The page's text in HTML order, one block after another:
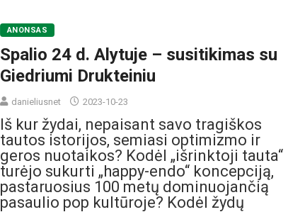
ANONSAS
Spalio 24 d. Alytuje – susitikimas su
Giedriumi Drukteiniu
danieliusnet 2023-10-23
Iš kur žydai, nepaisant savo tragiškos
tautos istorijos, semiasi optimizmo ir
geros nuotaikos? Kodėl „išrinktoji tauta“
turėjo sukurti „happy-endo“ koncepciją,
pastaruosius 100 metų dominuojančią
pasaulio pop kultūroje? Kodėl žydų